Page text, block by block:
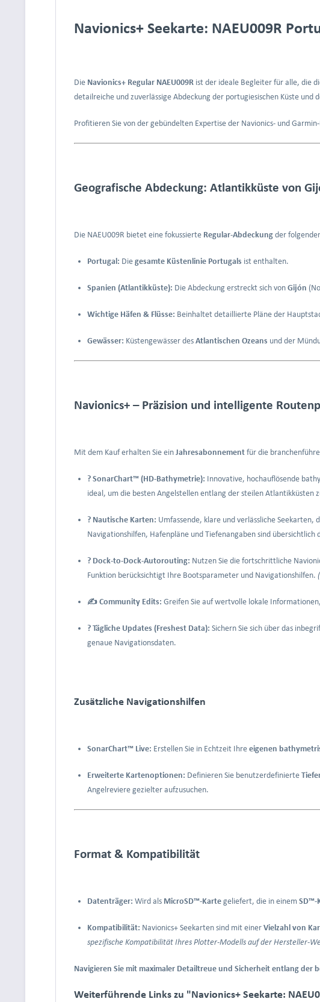
Navionics+ Seekarte: NAEU009R
Die Navionics+ Regular NAEU009R ist der ideale Begleiter für alle, die
detailreiche und zuverlässige Abdeckung der portugiesischen Küste und
Profitieren Sie von der gebündelten Expertise der Navionics- und
Geografische Abdeckung: Atlantikküste von
Die NAEU009R bietet eine fokussierte Regular-Abdeckung der
Portugal: Die gesamte Küstenlinie Portugals ist enthalten.
Spanien (Atlantikküste): Die Abdeckung erstreckt sich von Gijón
Wichtige Häfen & Flüsse: Beinhaltet detaillierte Pläne der
Gewässer: Küstengewässer des Atlantischen Ozeans und der
Navionics+ – Präzision und intelligente
Mit dem Kauf erhalten Sie ein Jahresabonnement für die
? SonarChart™ (HD-Bathymetrie): Innovative, hochauflösende
ideal, um die besten Angelstellen entlang der steilen Atlantikküsten
?️ Nautische Karten: Umfassende, klare und verlässliche
Navigationshilfen, Hafenpläne und Tiefenangaben sind übersichtlich
? Dock-to-Dock-Autorouting: Nutzen Sie die fortschrittliche
Funktion berücksichtigt Ihre Bootsparameter und Navigationshilfen.
✍️ Community Edits: Greifen Sie auf wertvolle lokale
? Tägliche Updates (Freshest Data): Sichern Sie sich über das
genaue Navigationsdaten.
Zusätzliche Navigationshilfen
SonarChart™ Live: Erstellen Sie in Echtzeit Ihre eigenen
Erweiterte Kartenoptionen: Definieren Sie benutzerdefinierte
Angelreviere gezielter aufzusuchen.
Format & Kompatibilität
Datenträger: Wird als MicroSD™-Karte geliefert, die in einem SD™-
Kompatibilität: Navionics+ Seekarten sind mit einer Vielzahl von
spezifische Kompatibilität Ihres Plotter-Modells auf der Hersteller-
Navigieren Sie mit maximaler Detailtreue und Sicherheit entlang der
Weiterführende Links zu "Navionics+ Seekarte: